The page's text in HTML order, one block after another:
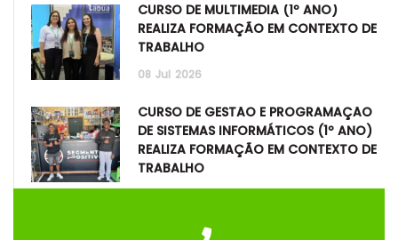
CURSO DE MULTIMÉDIA (1º ANO)
REALIZA FORMAÇÃO EM CONTEXTO DE
TRABALHO
08 Jul 2026
CURSO DE GESTÃO E PROGRAMAÇÃO
DE SISTEMAS INFORMÁTICOS (1º ANO)
REALIZA FORMAÇÃO EM CONTEXTO DE
TRABALHO